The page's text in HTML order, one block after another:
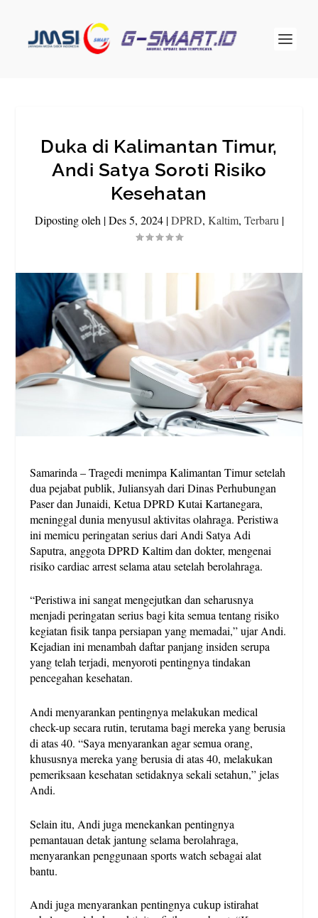
Duka di Kalimantan Timur,
Andi Satya Soroti Risiko
Kesehatan
Diposting oleh |Des 5, 2024|DPRD, Kaltim, Terbaru |
Samarinda – Tragedi menimpa Kalimantan Timur setelah
dua pejabat publik, Juliansyah dari Dinas Perhubungan
Paser dan Junaidi, Ketua DPRD Kutai Kartanegara,
meninggal dunia menyusul aktivitas olahraga. Peristiwa
ini memicu peringatan serius dari Andi Satya Adi
Saputra, anggota DPRD Kaltim dan dokter, mengenai
risiko cardiac arrest selama atau setelah berolahraga.
“Peristiwa ini sangat mengejutkan dan seharusnya
menjadi peringatan serius bagi kita semua tentang risiko
kegiatan fisik tanpa persiapan yang memadai,” ujar Andi.
Kejadian ini menambah daftar panjang insiden serupa
yang telah terjadi, menyoroti pentingnya tindakan
pencegahan kesehatan.
Andi menyarankan pentingnya melakukan medical
check-up secara rutin, terutama bagi mereka yang berusia
di atas 40. “Saya menyarankan agar semua orang,
khususnya mereka yang berusia di atas 40, melakukan
pemeriksaan kesehatan setidaknya sekali setahun,” jelas
Andi.
Selain itu, Andi juga menekankan pentingnya
pemantauan detak jantung selama berolahraga,
menyarankan penggunaan sports watch sebagai alat
bantu.
Andi juga menyarankan pentingnya cukup istirahat